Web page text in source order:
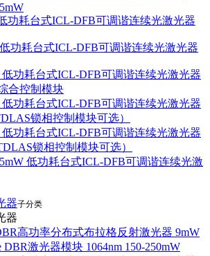
功耗台式ICL-DFB可调谐连续光激光器
低功耗台式ICL-DFB可调谐连续光激光器
低功耗台式ICL-DFB可调谐连续光激光器
合控制模块
低功耗台式ICL-DFB可调谐连续光激光器
锁相控制模块可选）
低功耗台式ICL-DFB可调谐连续光激光器
锁相控制模块可选）
低功耗台式ICL-DFB可调谐连续光激
器子分类
器
高功率分布式布拉格反射激光器 9mW
DBR激光器模块 1064nm 150-250mW